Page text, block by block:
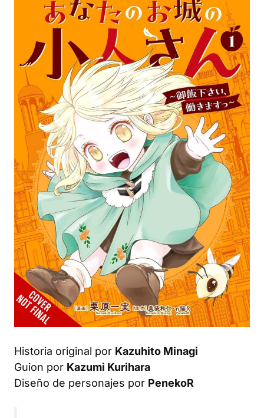
Historia original por Kazuhito Minagi
Guion por Kazumi Kurihara
Diseño de personajes por PenekoR